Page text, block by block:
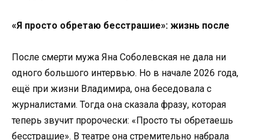
«Я просто обретаю бесстрашие»: жизнь после
После смерти мужа Яна Соболевская не дала ни
одного большого интервью. Но в начале 2026 года,
ещё при жизни Владимира, она беседовала с
журналистами. Тогда она сказала фразу, которая
теперь звучит пророчески: «Просто ты обретаешь
бесстрашие». В театре она стремительно набрала